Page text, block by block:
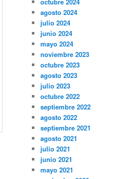
agosto 2024
julio 2024
junio 2024
mayo 2024
noviembre 2023
octubre 2023
agosto 2023
julio 2023
octubre 2022
septiembre 2022
agosto 2022
septiembre 2021
agosto 2021
julio 2021
junio 2021
mayo 2021